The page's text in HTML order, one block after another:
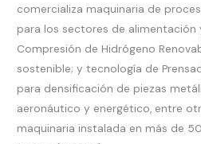
comercializa maquinaria de
para los sectores de alimentación
Compresión de Hidrógeno
sostenible; y tecnología de
para densificación de piezas
aeronáutico y energético, entre
maquinaria instalada en más de